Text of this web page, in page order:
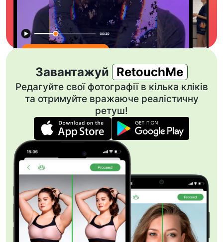
Завантажуй RetouchMe
Редагуйте свої фотографії в кілька кліків
та отримуйте вражаюче реалістичну
ретуш!